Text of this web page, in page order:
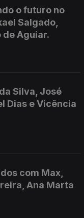
o futuro no
Salgado,
de Aguiar.
Silva, José
Dias e Vicência
com Max,
Ana Marta